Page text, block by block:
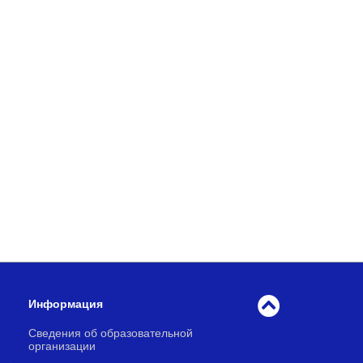
Информация
Сведения об образовательной
организации